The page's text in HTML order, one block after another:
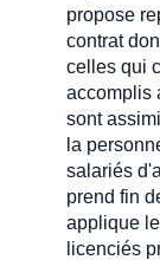
propose
contrat
celles qui
accomplis
sont
la
salariés
prend fin
applique
licenciés